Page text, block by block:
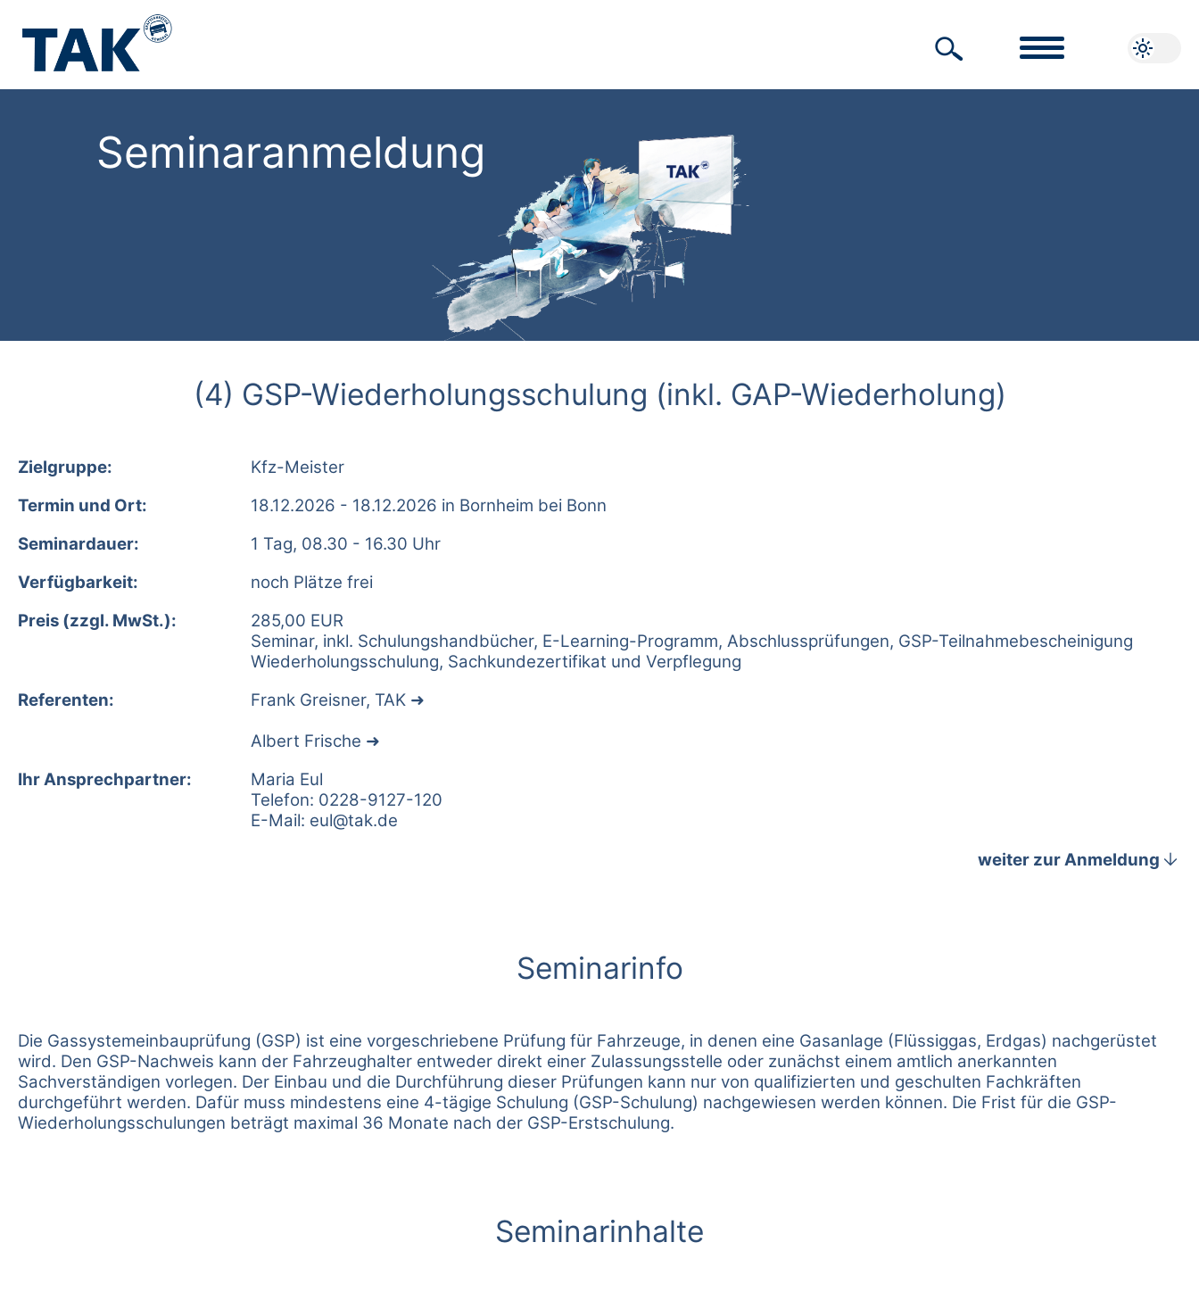
Seminaranmeldung
(4) GSP-Wiederholungsschulung (inkl. GAP-Wiederholung)
Zielgruppe:
Kfz-Meister
Termin und Ort:
18.12.2026 - 18.12.2026 in Bornheim bei Bonn
Seminardauer:
1 Tag, 08.30 - 16.30 Uhr
Verfügbarkeit:
noch Plätze frei
Preis (zzgl. MwSt.):
285,00 EUR
Seminar, inkl. Schulungshandbücher, E-Learning-Programm, Abschlussprüfungen, GSP-Teilnahmebescheinigung
Wiederholungsschulung, Sachkundezertifikat und Verpflegung
Referenten:
Frank Greisner, TAK
Albert Frische
Ihr Ansprechpartner:
Maria Eul
Telefon: 0228-9127-120
E-Mail: eul@tak.de
weiter zur Anmeldung arrow_downward
Seminarinfo
Die Gassystemeinbauprüfung (GSP) ist eine vorgeschriebene Prüfung für Fahrzeuge, in denen eine Gasanlage (Flüssiggas, Erdgas) nachgerüstet
wird. Den GSP-Nachweis kann der Fahrzeughalter entweder direkt einer Zulassungsstelle oder zunächst einem amtlich anerkannten
Sachverständigen vorlegen. Der Einbau und die Durchführung dieser Prüfungen kann nur von qualifizierten und geschulten Fachkräften
durchgeführt werden. Dafür muss mindestens eine 4-tägige Schulung (GSP-Schulung) nachgewiesen werden können. Die Frist für die GSP-
Wiederholungsschulungen beträgt maximal 36 Monate nach der GSP-Erstschulung.
Seminarinhalte